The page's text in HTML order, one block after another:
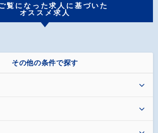
覧になった求人に基づいた
オススメ求人
その他の条件で探す